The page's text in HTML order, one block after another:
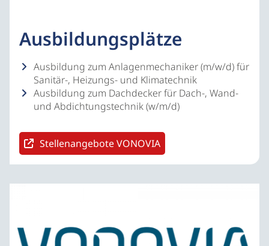
Ausbildungsplätze
Ausbildung zum Anlagenmechaniker (m/w/d) für
Sanitär-, Heizungs- und Klimatechnik
Ausbildung zum Dachdecker für Dach-, Wand-
und Abdichtungstechnik (w/m/d)
Stellenangebote VONOVIA